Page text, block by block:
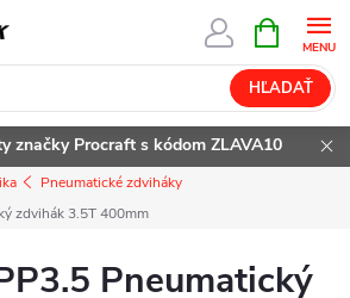
HĽADAŤ
KOŠÍK
značky Procraft s kódom ZLAVA10
Pneumatické zdviháky
zdvihák 3.5T 400mm
Pneumatický